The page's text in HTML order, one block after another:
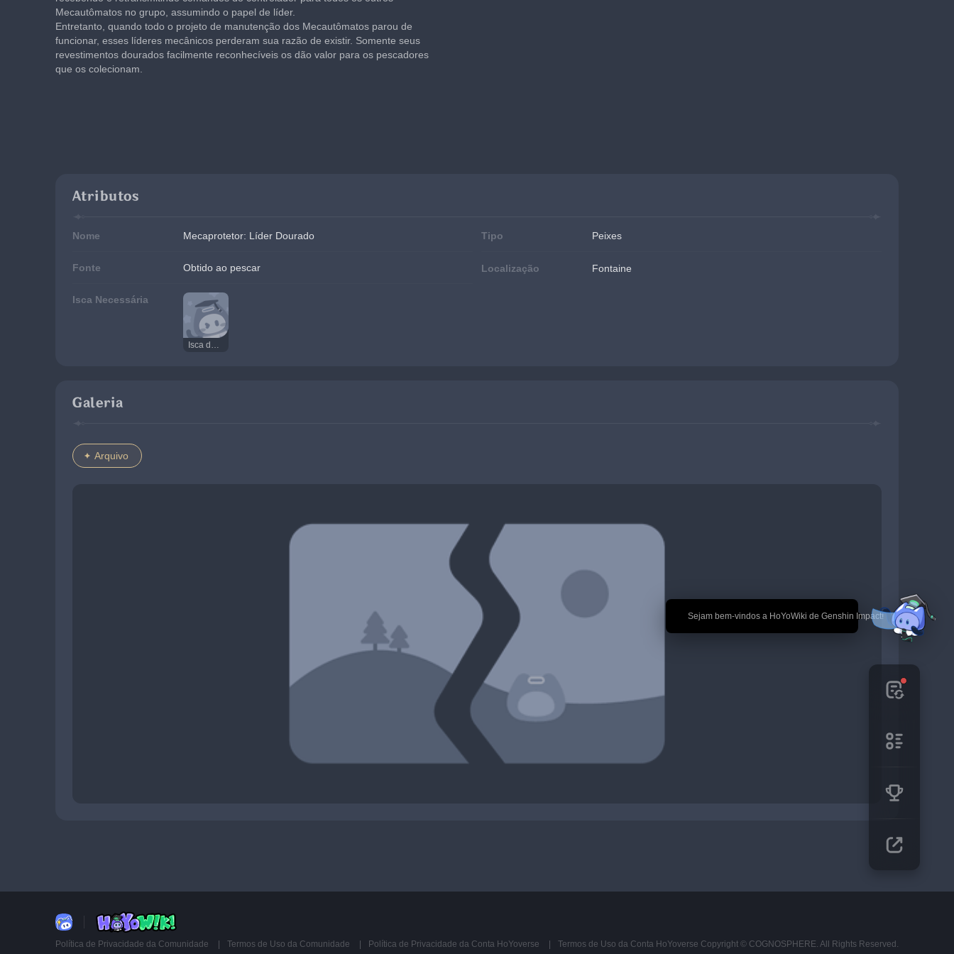
🎉 Sejam bem-vindos a HoYoWiki de Genshin Impact!
Mecautômatos no grupo, assumindo o papel de líder.
Entretanto, quando todo o projeto de manutenção dos Mecautômatos parou de
funcionar, esses líderes mecânicos perderam sua razão de existir. Somente seus
revestimentos dourados facilmente reconhecíveis os dão valor para os pescadores
que os colecionam.
Atributos
Nome Mecaprotetor: Líder Dourado Tipo Peixes
Fonte Obtido ao pescar Localização Fontaine
Isca Necessária
Isca de Flash de Mecaprotetores
Galeria
Arquivo
Política de Privacidade da Comunidade Termos de Uso da Comunidade Política de Privacidade da Conta HoYoverse Termos de Uso da Conta HoYoverse Copyright © COGNOSPHERE. All Rights Reserved.